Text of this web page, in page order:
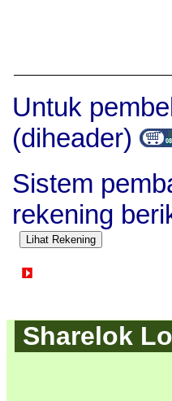
Untuk
(diheader)
Sistem
rekening
Sharelok